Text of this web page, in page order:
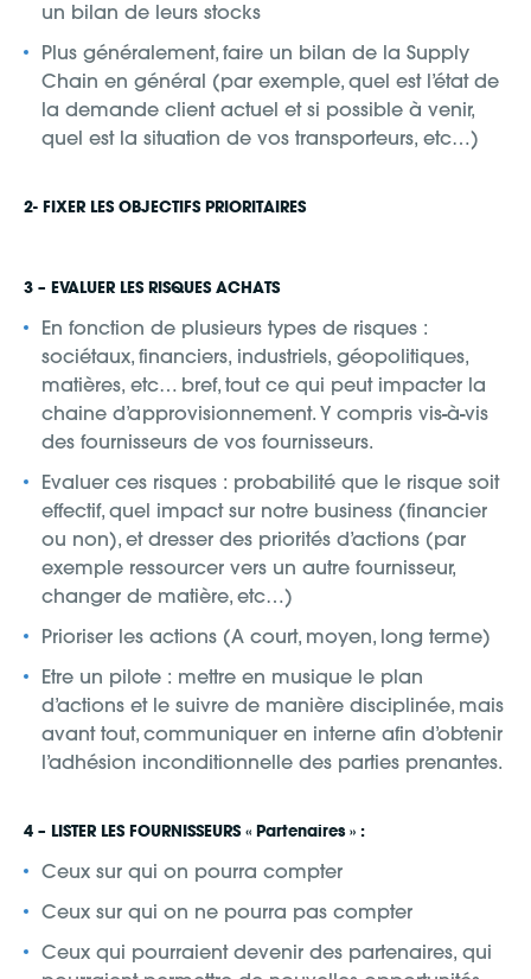
un bilan de leurs stocks
Plus généralement, faire un bilan de la Supply
Chain en général (par exemple, quel est l’état de
la demande client actuel et si possible à venir,
quel est la situation de vos transporteurs, etc…)
2- FIXER LES OBJECTIFS PRIORITAIRES
3 – EVALUER LES RISQUES ACHATS
En fonction de plusieurs types de risques :
sociétaux, financiers, industriels, géopolitiques,
matières, etc… bref, tout ce qui peut impacter la
chaine d’approvisionnement. Y compris vis-à-vis
des fournisseurs de vos fournisseurs.
Evaluer ces risques : probabilité que le risque soit
effectif, quel impact sur notre business (financier
ou non), et dresser des priorités d’actions (par
exemple ressourcer vers un autre fournisseur,
changer de matière, etc…)
Prioriser les actions (A court, moyen, long terme)
Etre un pilote : mettre en musique le plan
d’actions et le suivre de manière disciplinée, mais
avant tout, communiquer en interne afin d’obtenir
l’adhésion inconditionnelle des parties prenantes.
4 – LISTER LES FOURNISSEURS « Partenaires » :
Ceux sur qui on pourra compter
Ceux sur qui on ne pourra pas compter
Ceux qui pourraient devenir des partenaires, qui